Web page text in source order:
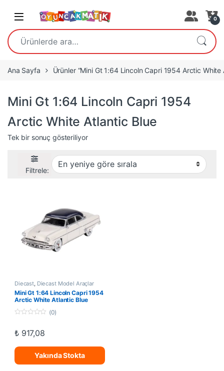
Open 0
Ara:
Ana Sayfa Ürünler “Mini Gt 1:64 Lincoln Capri 1954 Arctic
Mini Gt 1:64 Lincoln Capri 1954
Arctic White Atlantic Blue
Tek bir sonuç gösteriliyor
Filtrele:
Diecast, Diecast Model Araçlar
Mini Gt 1:64 Lincoln Capri 1954
Arctic White Atlantic Blue
u
f
(0)
₺917,08
Yakında Stokta